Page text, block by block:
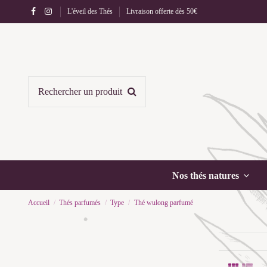
L'éveil des Thés Livraison offerte dès 50€
Nos thés natures
Accueil Thés parfumés Type Thé wulong parfumé